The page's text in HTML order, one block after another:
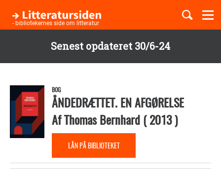
Senest opdateret 30/6-24
hovedindhold
- bibliotekernes side om litteratur
Børnebøger
Temaer
BOG
ÅNDEDRÆTTET. EN AFGØRELSE
AfThomas Bernhard(2013)
LÅN PÅ BIBLIOTEKET